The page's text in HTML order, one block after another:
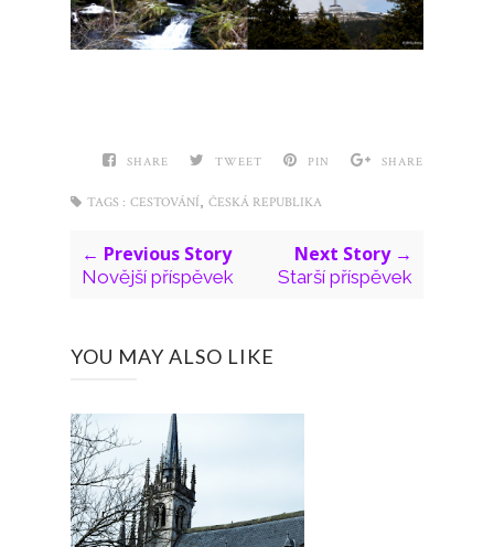
SHARE TWEET PIN SHARE
TAGS : CESTOVÁNÍ ČESKÁ REPUBLIKA
← Previous Story
Novější příspěvek
Next Story →
Starší příspěvek
YOU MAY ALSO LIKE